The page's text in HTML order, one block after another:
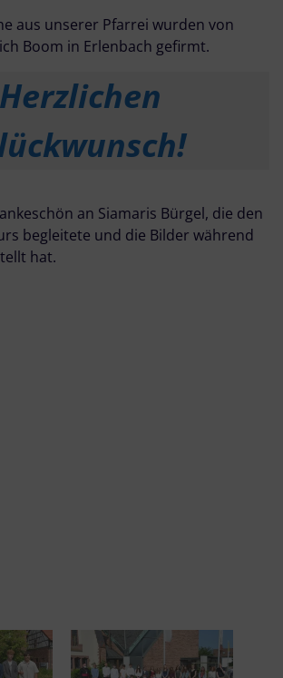
aus unserer Pfarrei wurden von
Boom in Erlenbach gefirmt.
Herzlichen
an Siamaris Bürgel, die den
begleitete und die Bilder während
hat.